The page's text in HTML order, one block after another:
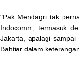
"Pak Mendagri tak
Indocomm, termasuk
Jakarta, apalagi
Bahtiar dalam